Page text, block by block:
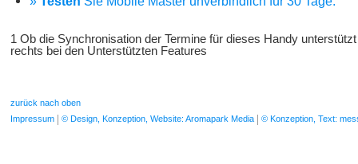
1 Ob die Synchronisation der Termine für dieses Handy
rechts bei den Unterstützten Features
zurück nach oben
Impressum
© Design, Konzeption, Website: Aromapark Media © Konzeption, Text: